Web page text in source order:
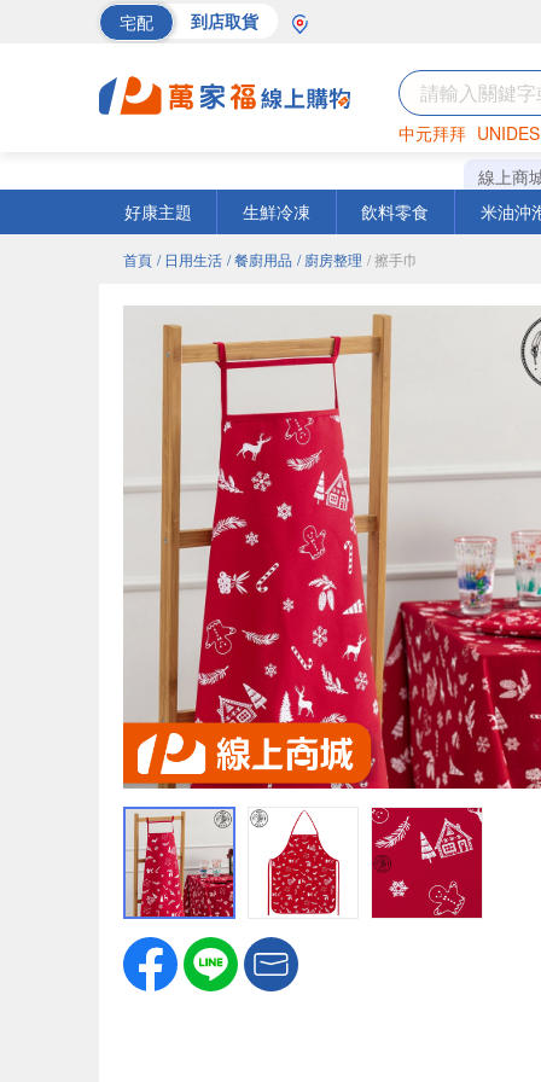
宅配 到店取貨
中元拜拜
巧克力 罐頭
線上商
好康主題
生鮮冷凍 飲料零食 米油沖
首頁 / 日用生活 / 餐廚用品 / 廚房整理 / 擦手巾